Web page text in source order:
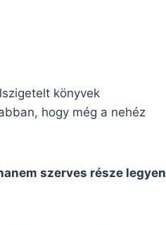
könyvek
hogy még a nehéz
szerves része legyen